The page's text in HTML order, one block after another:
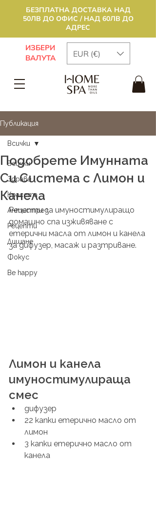
БЕЗПЛАТНА ДОСТАВКА НАД
50ЛВ ДО ОФИС / НАД 60ЛВ ДО
АДРЕС
ИЗБЕРИ
ВАЛУТА
EUR (€)
Публикация
Всички
Здраве
Красота
Антистрес
Рецепти
Дишане
Фокус
Be happy
Всички
Подобрете Имунната
Си Система с Лимон и
Канела
Рецепти за имуностимулиращо
домашно спа изживяване с
етерични масла от лимон и канела
за дифузер, масаж и разтриване.
Лимон и канела
имуностимулираща
смес
дифузер
22 капки етерично масло от
лимон
3 капки етерично масло от
канела